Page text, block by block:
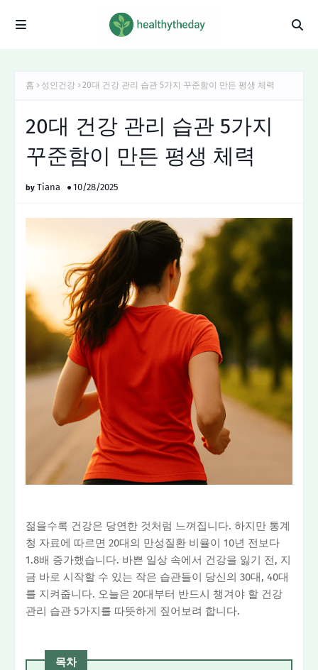
홈 성인건강 20대 건강 관리 습관 5가지 꾸준함이 만든 평생 체력
20대 건강 관리 습관 5가지
꾸준함이 만든 평생 체력
Tiana 10/28/2025
젊을수록 건강은 당연한 것처럼 느껴집니다. 하지만 통계
청 자료에 따르면 20대의 만성질환 비율이 10년 전보다
1.8배 증가했습니다. 바쁜 일상 속에서 건강을 잃기 전, 지
금 바로 시작할 수 있는 작은 습관들이 당신의 30대, 40대
를 지켜줍니다. 오늘은 20대부터 반드시 챙겨야 할 건강
관리 습관 5가지를 따뜻하게 짚어보려 합니다.
목차